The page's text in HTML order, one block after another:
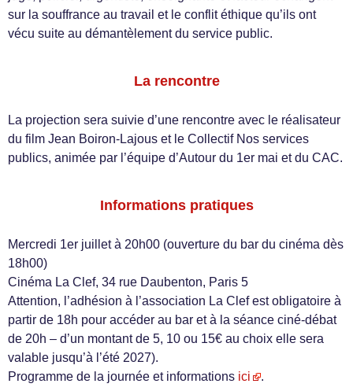
sur la souffrance au travail et le conflit éthique qu’ils ont
vécu suite au démantèlement du service public.
La rencontre
La projection sera suivie d’une rencontre avec le réalisateur
du film Jean Boiron-Lajous et le Collectif Nos services
publics, animée par l’équipe d’Autour du 1er mai et du CAC.
Informations pratiques
Mercredi 1er juillet à 20h00 (ouverture du bar du cinéma dès
18h00)
Cinéma La Clef, 34 rue Daubenton, Paris 5
Attention, l’adhésion à l’association La Clef est obligatoire à
partir de 18h pour accéder au bar et à la séance ciné-débat
de 20h – d’un montant de 5, 10 ou 15€ au choix elle sera
valable jusqu’à l’été 2027).
Programme de la journée et informations ici .